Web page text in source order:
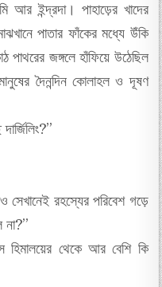
ইন্দ্রদা। পাহাড়ের খাদের
পাতার ফাঁকের মধ্যে উঁকি
জঙ্গলে হাঁফিয়ে উঠেছিল
দৈনন্দিন কোলাহল ও দূষণ
রহস্যের পরিবেশ গড়ে
হিমালয়ের থেকে আর বেশি কি